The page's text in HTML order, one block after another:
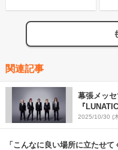
関連記事
幕張メッ
『
2025/10/30 (
「こんなに良い場所に立たせ